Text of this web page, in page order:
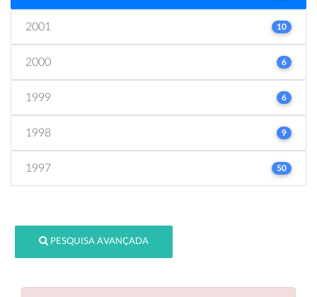
2001 10
2000 6
1999 6
1998 9
1997 50
PESQUISA AVANÇADA